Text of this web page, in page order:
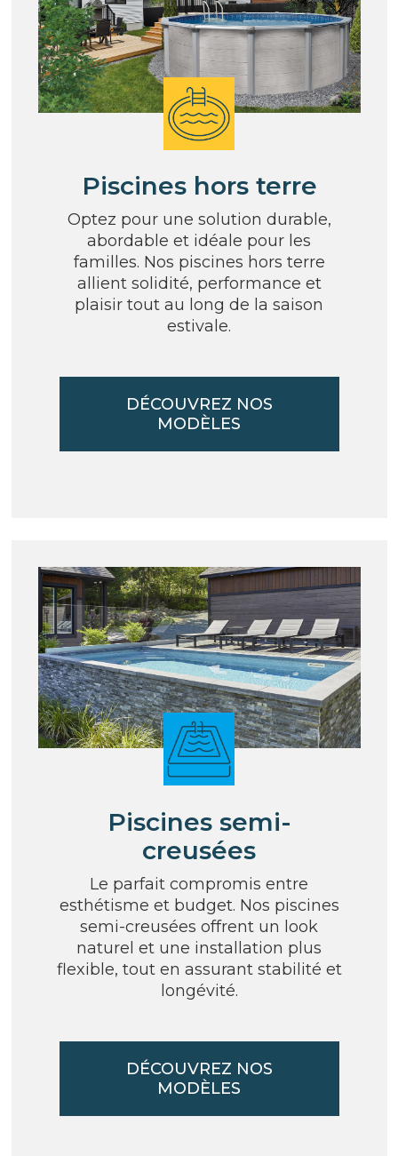
Piscines hors terre
Optez pour une solution durable,
abordable et idéale pour les
familles. Nos piscines hors terre
allient solidité, performance et
plaisir tout au long de la saison
estivale.
DÉCOUVREZ NOS
MODÈLES
Piscines semi-
creusées
Le parfait compromis entre
esthétisme et budget. Nos piscines
semi-creusées offrent un look
naturel et une installation plus
flexible, tout en assurant stabilité et
longévité.
DÉCOUVREZ NOS
MODÈLES